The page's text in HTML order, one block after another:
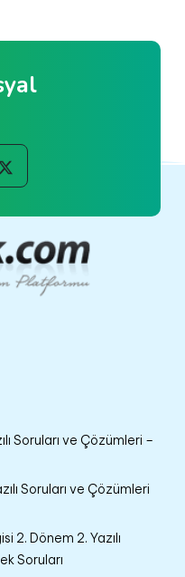
Soruları ve Çözümleri –
Soruları ve Çözümleri
2. Dönem 2. Yazılı
Soruları